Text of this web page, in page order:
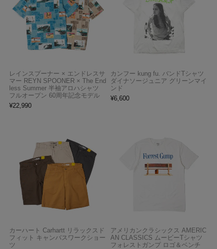
レインスプーナー × エンドレスサ
マー REYN SPOONER × The End
less Summer 半袖アロハシャツ
フルオープン 60周年記念モデル
¥22,990
カンフー kung fu. バンドTシャツ
ダイナソージュニア グリーンマイ
ンド
¥6,600
カーハート Carhartt リラックスド
フィット キャンバスワークショー
ツ
アメリカンクラシックス AMERIC
AN CLASSICS ムービーTシャツ
フォレストガンプ ロゴ＆ベンチ